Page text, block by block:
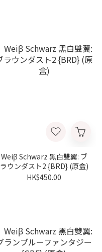
Weiβ Schwarz 黑白雙翼: ブ
ラウンダスト2 {BRD} (原盒)
HK$450.00